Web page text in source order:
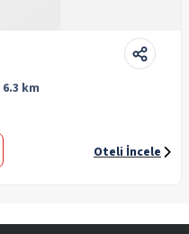
6.3 km
Oteli İncele